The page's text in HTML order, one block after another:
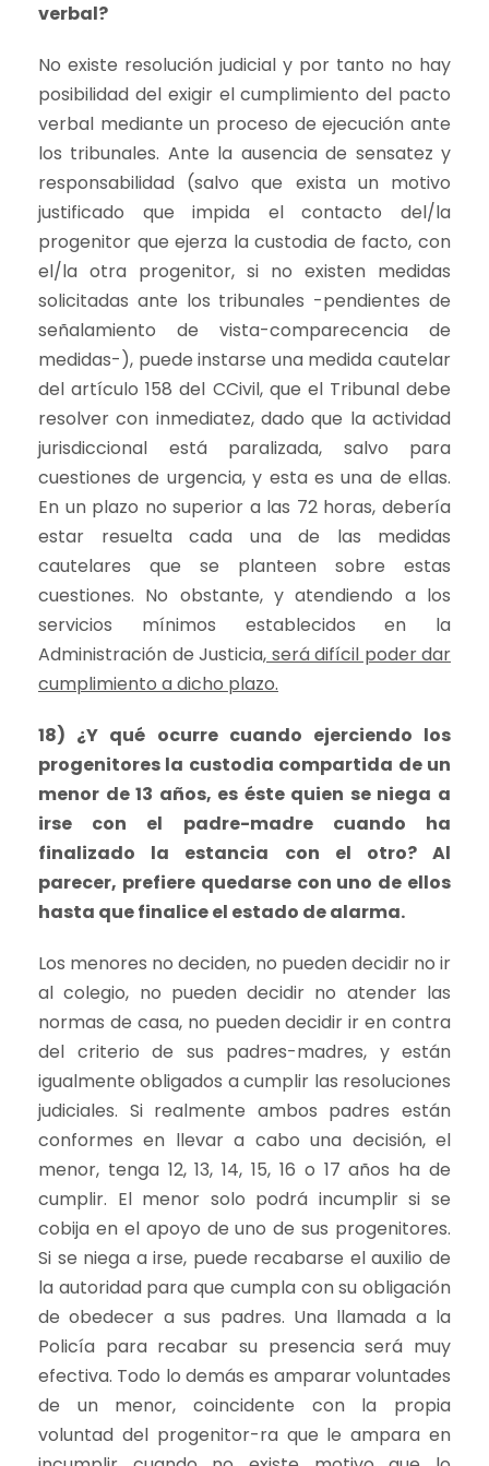
verbal?
No existe resolución judicial y por tanto no hay
posibilidad del exigir el cumplimiento del pacto
verbal mediante un proceso de ejecución ante
los tribunales. Ante la ausencia de sensatez y
responsabilidad (salvo que exista un motivo
justificado que impida el contacto del/la
progenitor que ejerza la custodia de facto, con
el/la otra progenitor, si no existen medidas
solicitadas ante los tribunales -pendientes de
señalamiento de vista-comparecencia de
medidas-), puede instarse una medida cautelar
del artículo 158 del CCivil, que el Tribunal debe
resolver con inmediatez, dado que la actividad
jurisdiccional está paralizada, salvo para
cuestiones de urgencia, y esta es una de ellas.
En un plazo no superior a las 72 horas, debería
estar resuelta cada una de las medidas
cautelares que se planteen sobre estas
cuestiones. No obstante, y atendiendo a los
servicios mínimos establecidos en la
Administración de Justicia, será difícil poder dar
cumplimiento a dicho plazo.
18) ¿Y qué ocurre cuando ejerciendo los
progenitores la custodia compartida de un
menor de 13 años, es éste quien se niega a
irse con el padre-madre cuando ha
finalizado la estancia con el otro? Al
parecer, prefiere quedarse con uno de ellos
hasta que finalice el estado de alarma.
Los menores no deciden, no pueden decidir no ir
al colegio, no pueden decidir no atender las
normas de casa, no pueden decidir ir en contra
del criterio de sus padres-madres, y están
igualmente obligados a cumplir las resoluciones
judiciales. Si realmente ambos padres están
conformes en llevar a cabo una decisión, el
menor, tenga 12, 13, 14, 15, 16 o 17 años ha de
cumplir. El menor solo podrá incumplir si se
cobija en el apoyo de uno de sus progenitores.
Si se niega a irse, puede recabarse el auxilio de
la autoridad para que cumpla con su obligación
de obedecer a sus padres. Una llamada a la
Policía para recabar su presencia será muy
efectiva. Todo lo demás es amparar voluntades
de un menor, coincidente con la propia
voluntad del progenitor-ra que le ampara en